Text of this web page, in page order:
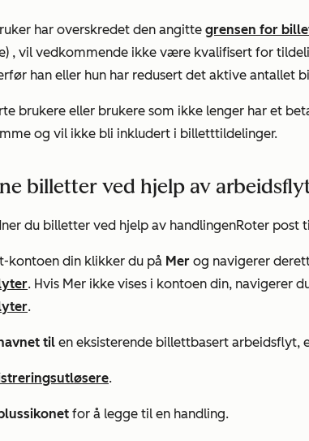
har overskredet den angitte grensen for
, vil vedkommende ikke være kvalifisert for
før han eller hun har redusert det aktive antallet
brukere eller brukere som ikke lenger har et
og vil ikke bli inkludert i billetttildelinger.
billetter ved hjelp av
du billetter ved hjelp av handlingenRoter post
kontoen din klikker du på Mer og navigerer
. Hvis Mer ikke vises i kontoen din, navigerer
.
til en eksisterende billettbasert arbeidsflyt,
.
for å legge til en handling.